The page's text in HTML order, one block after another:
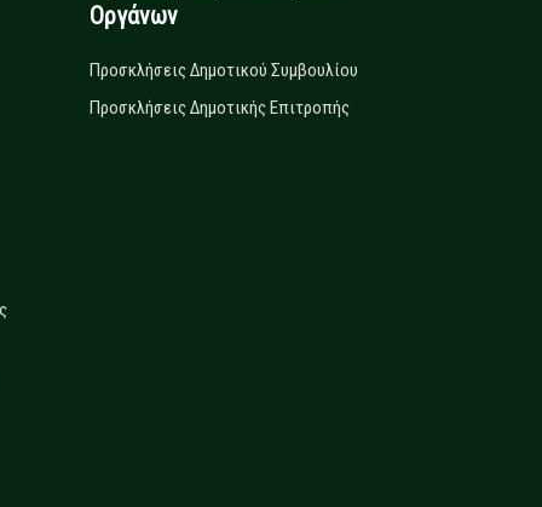
Οργάνων
Προσκλήσεις Δημοτικού Συμβουλίου
Προσκλήσεις Δημοτικής Επιτροπής